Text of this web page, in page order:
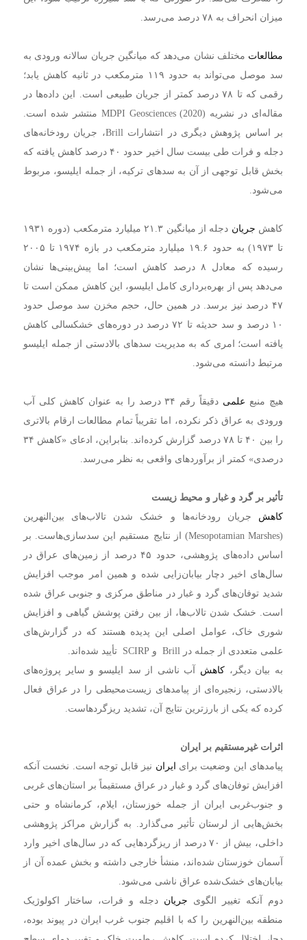
میزان انحراف به ۷۸ درصد می‌رسد.
مطالعات مختلف نشان می‌دهد که میانگین جریان سالانه ورودی به
سد موصل می‌تواند به حدود ۱۱۹ مترمکعب در ثانیه کاهش یابد؛
رقمی که تا ۷۸ درصد کمتر از جریان طبیعی است. این داده‌ها در
مقاله‌ای در نشریه MDPI Geosciences (2020) منتشر شده است.
بر اساس پژوهش دیگری در انتشارات Brill، جریان رودخانه‌های
دجله و فرات طی بیست سال اخیر حدود ۴۰ درصد کاهش یافته که
بخش قابل توجهی از آن به سدهای ترکیه، از جمله ایلیسو، مربوط
می‌شود.
کاهش جریان
دجله از میانگین ۲۱.۳ میلیارد مترمکعب (دوره ۱۹۳۱
تا ۱۹۷۳) به حدود ۱۹.۶ میلیارد مترمکعب در بازه ۱۹۷۴ تا ۲۰۰۵
رسیده که معادل ۸ درصد کاهش است؛ اما پیش‌بینی‌ها نشان
می‌دهد پس از بهره‌برداری کامل ایلیسو، این کاهش ممکن است تا
۴۷ درصد نیز برسد. در همین حال، حجم مخزن سد موصل حدود
۱۰ درصد و سد حدیثه تا ۷۲ درصد در دوره‌های خشکسالی کاهش
یافته است؛ امری که به مدیریت سدهای بالادستی از جمله ایلیسو
مرتبط دانسته می‌شود.
هیچ منبع علمی
دقیقاً رقم ۳۴ درصد را به عنوان کاهش کلی آب
ورودی به عراق ذکر نکرده، اما تقریباً تمام مطالعات ارقام بالاتری
را بین ۴۰ تا ۷۸ درصد گزارش کرده‌اند. بنابراین، ادعای «کاهش ۳۴
درصدی» کمتر از برآوردهای واقعی به نظر می‌رسد.
تأثیر بر گرد و غبار و محیط زیست
کاهش جریان رودخانه‌ها و خشک شدن تالاب‌های بین‌النهرین
(Mesopotamian Marshes) از نتایج مستقیم این سدسازی‌هاست. بر
اساس داده‌های پژوهشی، حدود ۴۵ درصد از زمین‌های عراق در
سال‌های اخیر دچار بیابان‌زایی شده و همین امر موجب افزایش
شدید توفان‌های گرد و غبار در مناطق مرکزی و جنوبی عراق شده
است. خشک شدن تالاب‌ها، از بین رفتن پوشش گیاهی و افزایش
شوری خاک، عوامل اصلی این پدیده هستند که در گزارش‌های
علمی متعددی از جمله در Brill و SCIRP تأیید شده‌اند.
به بیان دیگر، کاهش آب ناشی از سد ایلیسو و سایر پروژه‌های
بالادستی، زنجیره‌ای از پیامدهای زیست‌محیطی را در عراق فعال
کرده که یکی از بارزترین نتایج آن، تشدید ریزگردهاست.
اثرات غیرمستقیم بر ایران
پیامدهای این وضعیت برای ایران نیز قابل توجه است. نخست آنکه
افزایش توفان‌های گرد و غبار در عراق مستقیماً بر استان‌های غربی
و جنوب‌غربی ایران از جمله خوزستان، ایلام، کرمانشاه و حتی
بخش‌هایی از لرستان تأثیر می‌گذارد. به گزارش مراکز پژوهشی
داخلی، بیش از ۷۰ درصد از ریزگردهایی که در سال‌های اخیر وارد
آسمان خوزستان شده‌اند، منشأ خارجی داشته و بخش عمده آن از
بیابان‌های خشک‌شده عراق ناشی می‌شود.
دوم آنکه تغییر الگوی جریان دجله و فرات، ساختار اکولوژیک
منطقه بین‌النهرین را که با اقلیم جنوب غرب ایران در پیوند بوده،